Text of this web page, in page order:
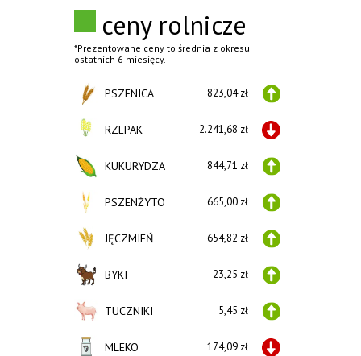
ceny rolnicze
*Prezentowane ceny to średnia z okresu
ostatnich 6 miesięcy.
PSZENICA 823,04 zł
RZEPAK 2.241,68 zł
KUKURYDZA 844,71 zł
PSZENŻYTO 665,00 zł
JĘCZMIEŃ 654,82 zł
BYKI 23,25 zł
TUCZNIKI 5,45 zł
MLEKO 174,09 zł